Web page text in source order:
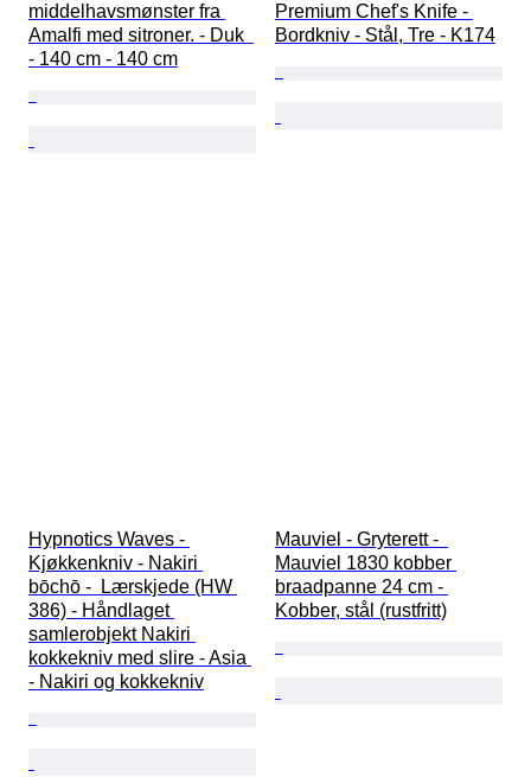
middelhavsmønster fra
Amalfi med sitroner. - Duk
- 140 cm - 140 cm
Premium Chef's Knife -
Bordkniv - Stål, Tre - K174
Hypnotics Waves -
Kjøkkenkniv - Nakiri
bōchō -  Lærskjede (HW
386) - Håndlaget
samlerobjekt Nakiri
kokkekniv med slire - Asia
- Nakiri og kokkekniv
Mauviel - Gryterett -
Mauviel 1830 kobber
braadpanne 24 cm -
Kobber, stål (rustfritt)